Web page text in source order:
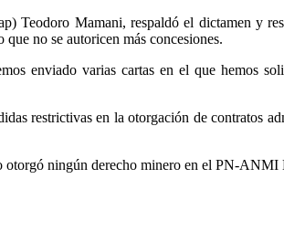
Teodoro Mamani, respaldó el dictamen y
no se autoricen más concesiones.
enviado varias cartas en el que hemos
restrictivas en la otorgación de contratos
ningún derecho minero en el PN-